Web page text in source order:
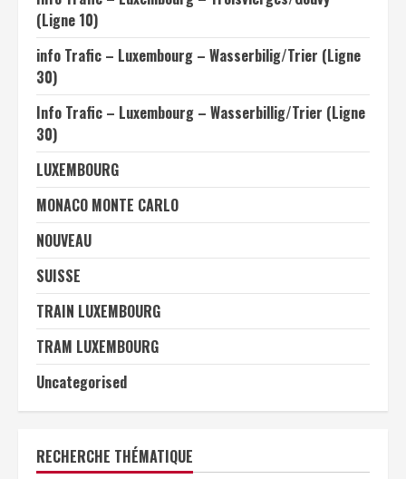
(Ligne 10)
info Trafic – Luxembourg – Wasserbilig/Trier (Ligne
30)
Info Trafic – Luxembourg – Wasserbillig/Trier (Ligne
30)
LUXEMBOURG
MONACO MONTE CARLO
NOUVEAU
SUISSE
TRAIN LUXEMBOURG
TRAM LUXEMBOURG
Uncategorised
RECHERCHE THÉMATIQUE